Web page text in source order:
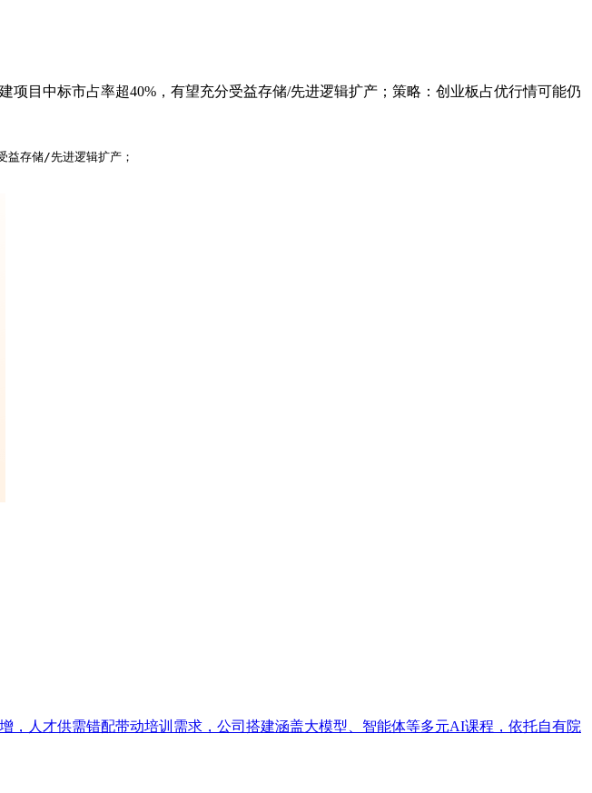
项目中标市占率超40%，有望充分受益存储/先进逻辑扩产；策略：创业板占优行情可能仍
益存储/先进逻辑扩产；
，人才供需错配带动培训需求，公司搭建涵盖大模型、智能体等多元AI课程，依托自有院